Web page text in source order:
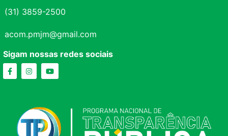
(31) 3859-2500
acom.pmjm@gmail.com
Sigam nossas redes sociais